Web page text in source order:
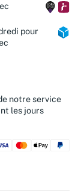
pour
notre service
les jours